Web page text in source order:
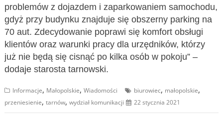
problemów z dojazdem i zaparkowaniem samochodu,
gdyż przy budynku znajduje się obszerny parking na
70 aut. Zdecydowanie poprawi się komfort obsługi
klientów oraz warunki pracy dla urzędników, którzy
już nie będą się cisnąć po kilka osób w pokoju” –
dodaje starosta tarnowski.
Informacje, Małopolskie,Wiadomości biurowiec, małopolskie,
przeniesienie,tarnów,wydział komunikacji 22 stycznia 2021